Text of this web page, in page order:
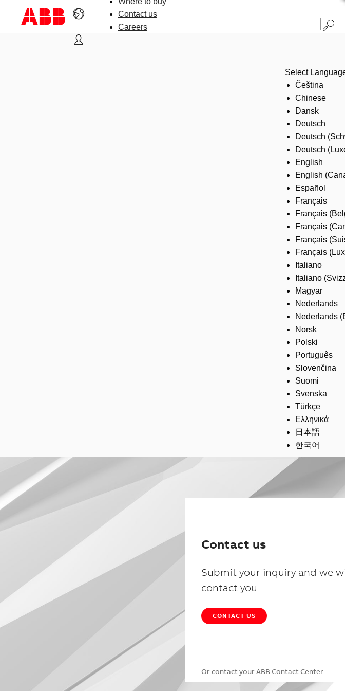
Contact us
Careers
Select
Čeština
Chinese
Dansk
Deutsch
Deutsch
Deutsch
English
English
Español
Français
Français
Français
Français
Français
Italiano
Italiano
Magyar
Nederlands
Nederlands
Norsk
Polski
Português
Slovenčina
Suomi
Svenska
Türkçe
Ελληνικά
日本語
한국어
Contact us
Submit your inquiry and we
contact you
CONTACT US
Or contact your ABB Contact Center